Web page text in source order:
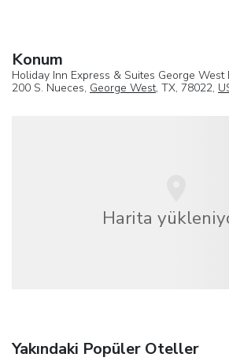
Konum
Holiday Inn Express & Suites George West
200 S. Nueces, George West, TX, 78022,
Harita
Yakındaki Popüler Oteller